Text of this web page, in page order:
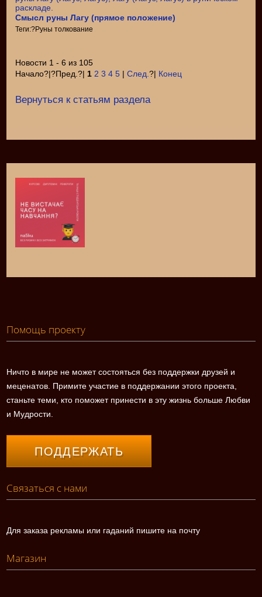
Смысл руны Лагу (прямое положение)
Теги:?Руны толкование
Новости 1 - 6 из 105
Начало?|?Пред.?| 1 2 3 4 5 |След.?| Конец
Вернуться к статьям раздела
Помощь проекту
Ничто в мире не может состояться без поддержки друзей и
меценатов. Примите участие в поддержании этого проекта,
станьте теми, кто поможет принести в эту жизнь больше Любви
и Мудрости.
ПОДДЕРЖАТЬ
Связаться с нами
Для заказа рекламы или гаданий пишите на почту
Магазин